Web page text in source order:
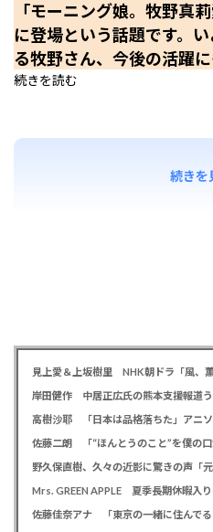
「モーニング娘。牧野真
に登場という話題です。
る牧野さん、今後の活躍
続きを読む
続きを
野久保直樹、久々の近影に驚きの声「